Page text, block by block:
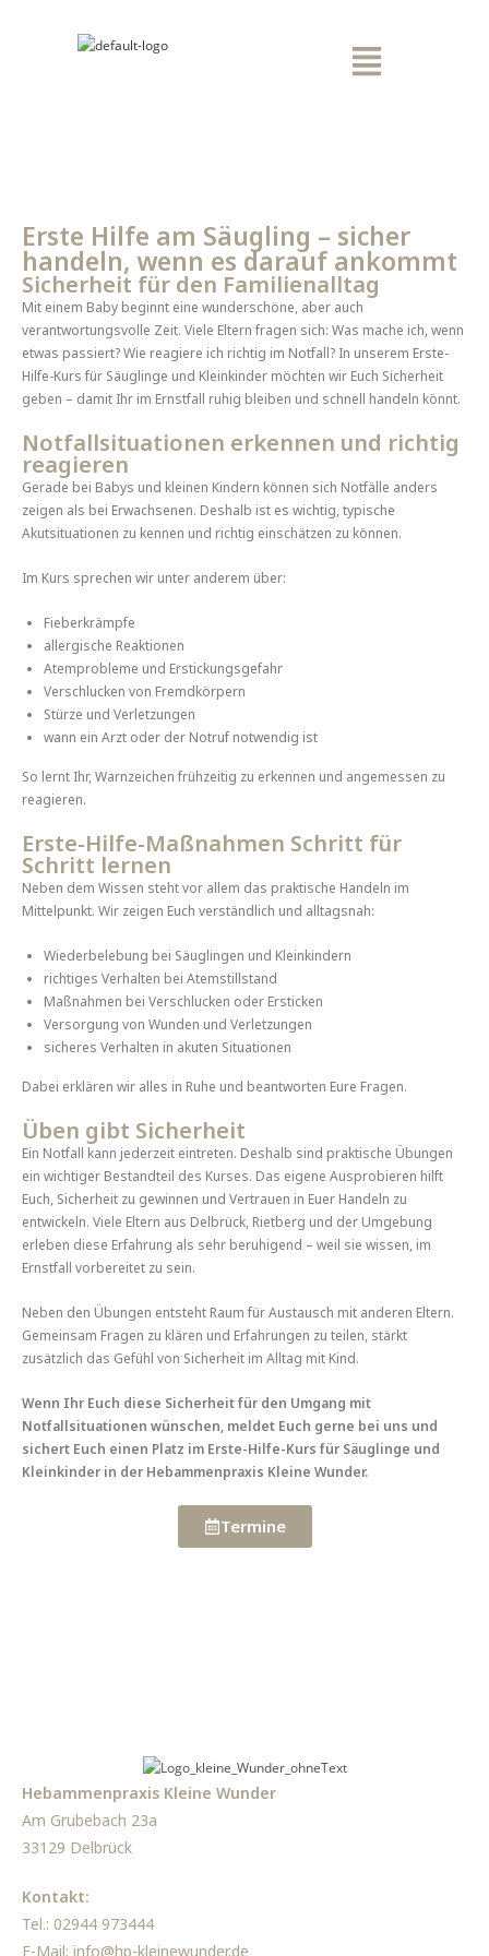
Erste Hilfe am Säugling – sicher
handeln, wenn es darauf ankommt
Sicherheit für den Familienalltag
Mit einem Baby beginnt eine wunderschöne, aber auch
verantwortungsvolle Zeit. Viele Eltern fragen sich: Was mache ich, wenn
etwas passiert? Wie reagiere ich richtig im Notfall? In unserem Erste-
Hilfe-Kurs für Säuglinge und Kleinkinder möchten wir Euch Sicherheit
geben – damit Ihr im Ernstfall ruhig bleiben und schnell handeln könnt.
Notfallsituationen erkennen und richtig
reagieren
Gerade bei Babys und kleinen Kindern können sich Notfälle anders
zeigen als bei Erwachsenen. Deshalb ist es wichtig, typische
Akutsituationen zu kennen und richtig einschätzen zu können.
Im Kurs sprechen wir unter anderem über:
Fieberkrämpfe
allergische Reaktionen
Atemprobleme und Erstickungsgefahr
Verschlucken von Fremdkörpern
Stürze und Verletzungen
wann ein Arzt oder der Notruf notwendig ist
So lernt Ihr, Warnzeichen frühzeitig zu erkennen und angemessen zu
reagieren.
Erste-Hilfe-Maßnahmen Schritt für
Schritt lernen
Neben dem Wissen steht vor allem das praktische Handeln im
Mittelpunkt. Wir zeigen Euch verständlich und alltagsnah:
Wiederbelebung bei Säuglingen und Kleinkindern
richtiges Verhalten bei Atemstillstand
Maßnahmen bei Verschlucken oder Ersticken
Versorgung von Wunden und Verletzungen
sicheres Verhalten in akuten Situationen
Dabei erklären wir alles in Ruhe und beantworten Eure Fragen.
Üben gibt Sicherheit
Ein Notfall kann jederzeit eintreten. Deshalb sind praktische Übungen
ein wichtiger Bestandteil des Kurses. Das eigene Ausprobieren hilft
Euch, Sicherheit zu gewinnen und Vertrauen in Euer Handeln zu
entwickeln. Viele Eltern aus Delbrück, Rietberg und der Umgebung
erleben diese Erfahrung als sehr beruhigend – weil sie wissen, im
Ernstfall vorbereitet zu sein.
Neben den Übungen entsteht Raum für Austausch mit anderen Eltern.
Gemeinsam Fragen zu klären und Erfahrungen zu teilen, stärkt
zusätzlich das Gefühl von Sicherheit im Alltag mit Kind.
Wenn Ihr Euch diese Sicherheit für den Umgang mit
Notfallsituationen wünschen, meldet Euch gerne bei uns und
sichert Euch einen Platz im Erste-Hilfe-Kurs für Säuglinge und
Kleinkinder in der Hebammenpraxis Kleine Wunder.
Termine
Hebammenpraxis Kleine Wunder
Am Grubebach 23a
33129 Delbrück
Kontakt:
Tel.: 02944 973444
E-Mail: info@hp-kleinewunder.de